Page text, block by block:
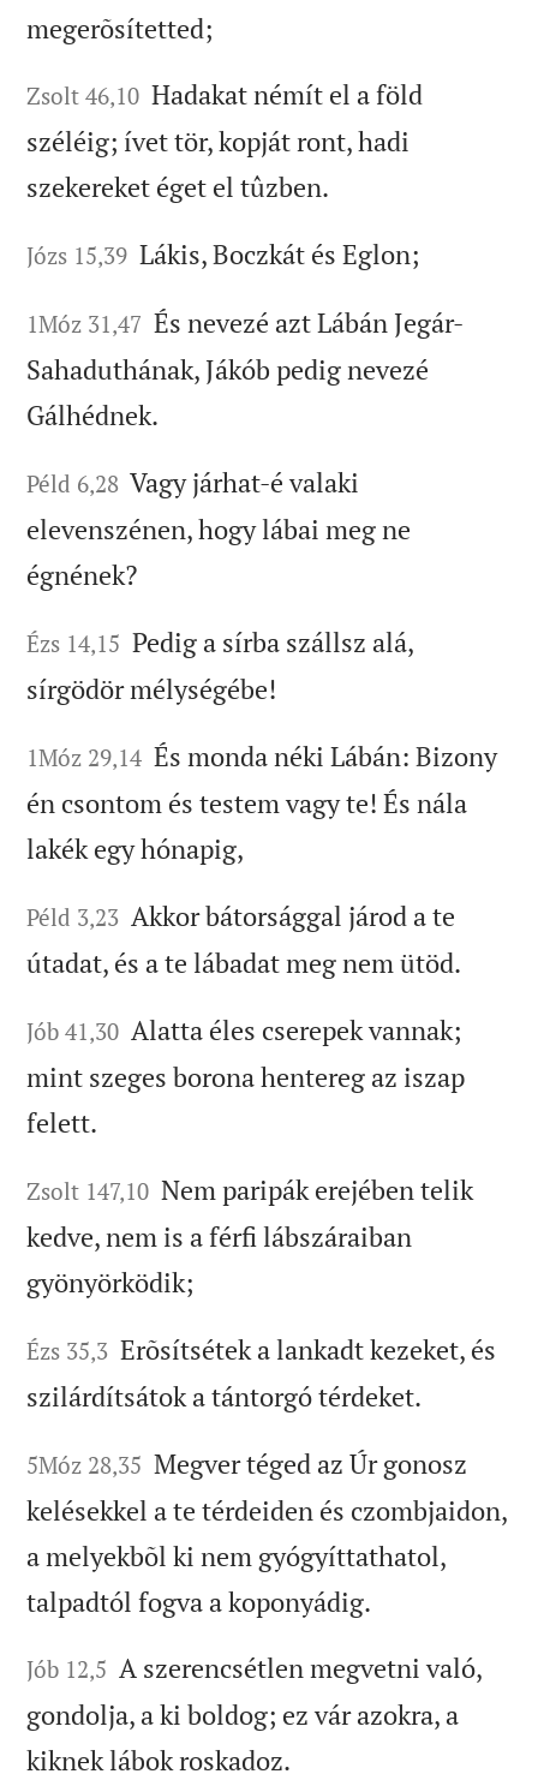
megerõsítetted;
Zsolt 46,10 Hadakat némít el a föld
széléig; ívet tör, kopját ront, hadi
szekereket éget el tûzben.
Józs 15,39 Lákis, Boczkát és Eglon;
1Móz 31,47 És nevezé azt Lábán Jegár-
Sahaduthának, Jákób pedig nevezé
Gálhédnek.
Péld 6,28 Vagy járhat-é valaki
elevenszénen, hogy lábai meg ne
égnének?
Ézs 14,15 Pedig a sírba szállsz alá,
sírgödör mélységébe!
1Móz 29,14 És monda néki Lábán: Bizony
én csontom és testem vagy te! És nála
lakék egy hónapig,
Péld 3,23 Akkor bátorsággal járod a te
útadat, és a te lábadat meg nem ütöd.
Jób 41,30 Alatta éles cserepek vannak;
mint szeges borona hentereg az iszap
felett.
Zsolt 147,10 Nem paripák erejében telik
kedve, nem is a férfi lábszáraiban
gyönyörködik;
Ézs 35,3 Erõsítsétek a lankadt kezeket, és
szilárdítsátok a tántorgó térdeket.
5Móz 28,35 Megver téged az Úr gonosz
kelésekkel a te térdeiden és czombjaidon,
a melyekbõl ki nem gyógyíttathatol,
talpadtól fogva a koponyádig.
Jób 12,5 A szerencsétlen megvetni való,
gondolja, a ki boldog; ez vár azokra, a
kiknek lábok roskadoz.